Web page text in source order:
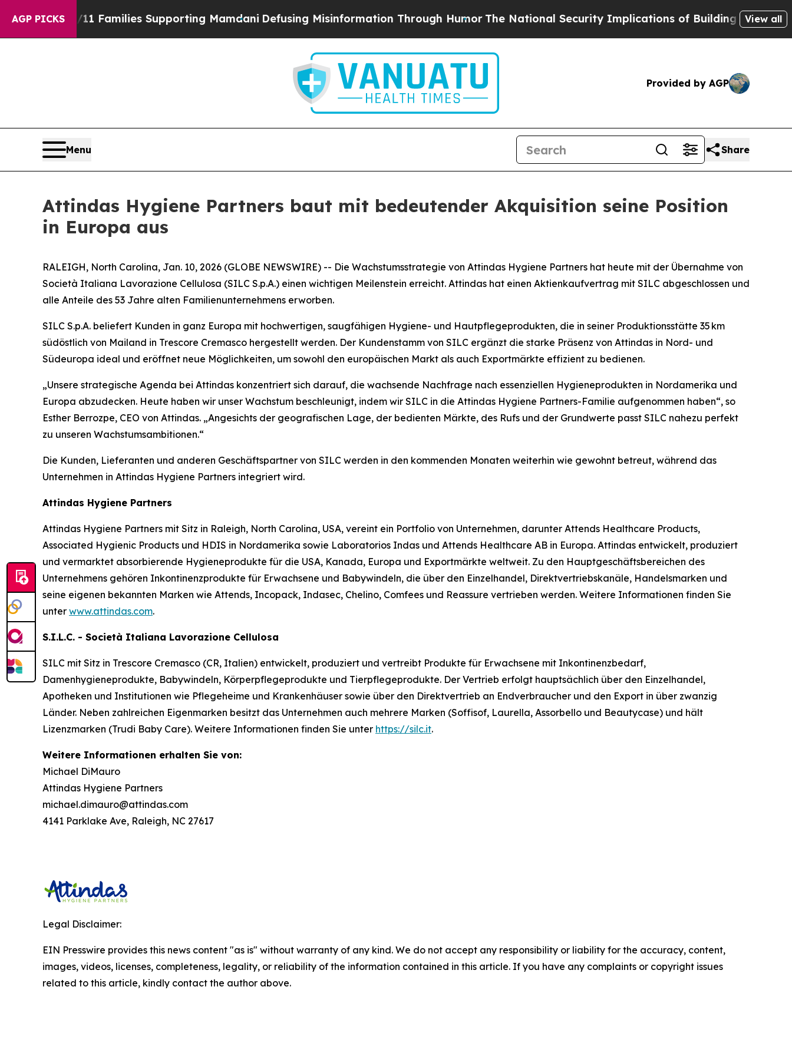
AGP PICKS
on 9/11 Families Supporting MamdaniDefusing Misinformation Through Humor The National Security Implications of Building Frontier AI Data
View all
Provided by AGP
Menu Share
Attindas Hygiene Partners baut mit bedeutender Akquisition seine Position
in Europa aus
RALEIGH, North Carolina, Jan. 10, 2026 (GLOBE NEWSWIRE) -- Die Wachstumsstrategie von Attindas Hygiene Partners hat heute mit der Übernahme von
Società Italiana Lavorazione Cellulosa (SILC S.p.A.) einen wichtigen Meilenstein erreicht. Attindas hat einen Aktienkaufvertrag mit SILC abgeschlossen und
alle Anteile des 53 Jahre alten Familienunternehmens erworben.
SILC S.p.A. beliefert Kunden in ganz Europa mit hochwertigen, saugfähigen Hygiene- und Hautpflegeprodukten, die in seiner Produktionsstätte 35 km
südöstlich von Mailand in Trescore Cremasco hergestellt werden. Der Kundenstamm von SILC ergänzt die starke Präsenz von Attindas in Nord- und
Südeuropa ideal und eröffnet neue Möglichkeiten, um sowohl den europäischen Markt als auch Exportmärkte effizient zu bedienen.
„Unsere strategische Agenda bei Attindas konzentriert sich darauf, die wachsende Nachfrage nach essenziellen Hygieneprodukten in Nordamerika und
Europa abzudecken. Heute haben wir unser Wachstum beschleunigt, indem wir SILC in die Attindas Hygiene Partners-Familie aufgenommen haben“, so
Esther Berrozpe, CEO von Attindas. „Angesichts der geografischen Lage, der bedienten Märkte, des Rufs und der Grundwerte passt SILC nahezu perfekt
zu unseren Wachstumsambitionen.“
Die Kunden, Lieferanten und anderen Geschäftspartner von SILC werden in den kommenden Monaten weiterhin wie gewohnt betreut, während das
Unternehmen in Attindas Hygiene Partners integriert wird.
Attindas Hygiene Partners
Attindas Hygiene Partners mit Sitz in Raleigh, North Carolina, USA, vereint ein Portfolio von Unternehmen, darunter Attends Healthcare Products,
Associated Hygienic Products und HDIS in Nordamerika sowie Laboratorios Indas und Attends Healthcare AB in Europa. Attindas entwickelt, produziert
und vermarktet absorbierende Hygieneprodukte für die USA, Kanada, Europa und Exportmärkte weltweit. Zu den Hauptgeschäftsbereichen des
Unternehmens gehören Inkontinenzprodukte für Erwachsene und Babywindeln, die über den Einzelhandel, Direktvertriebskanäle, Handelsmarken und
seine eigenen bekannten Marken wie Attends, Incopack, Indasec, Chelino, Comfees und Reassure vertrieben werden. Weitere Informationen finden Sie
unter www.attindas.com.
S.I.L.C. - Società Italiana Lavorazione Cellulosa
SILC mit Sitz in Trescore Cremasco (CR, Italien) entwickelt, produziert und vertreibt Produkte für Erwachsene mit Inkontinenzbedarf,
Damenhygieneprodukte, Babywindeln, Körperpflegeprodukte und Tierpflegeprodukte. Der Vertrieb erfolgt hauptsächlich über den Einzelhandel,
Apotheken und Institutionen wie Pflegeheime und Krankenhäuser sowie über den Direktvertrieb an Endverbraucher und den Export in über zwanzig
Länder. Neben zahlreichen Eigenmarken besitzt das Unternehmen auch mehrere Marken (Soffisof, Laurella, Assorbello und Beautycase) und hält
Lizenzmarken (Trudi Baby Care). Weitere Informationen finden Sie unter https://silc.it.
Weitere Informationen erhalten Sie von:
Michael DiMauro
Attindas Hygiene Partners
michael.dimauro@attindas.com
4141 Parklake Ave, Raleigh, NC 27617
Legal Disclaimer:
EIN Presswire provides this news content "as is" without warranty of any kind. We do not accept any responsibility or liability for the accuracy, content,
images, videos, licenses, completeness, legality, or reliability of the information contained in this article. If you have any complaints or copyright issues
related to this article, kindly contact the author above.